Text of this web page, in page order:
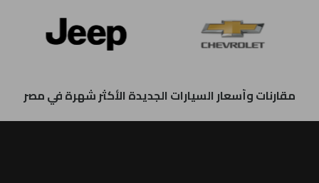
مقارنات وأسعار السيارات الجديدة الأكثر شهرة في مصر